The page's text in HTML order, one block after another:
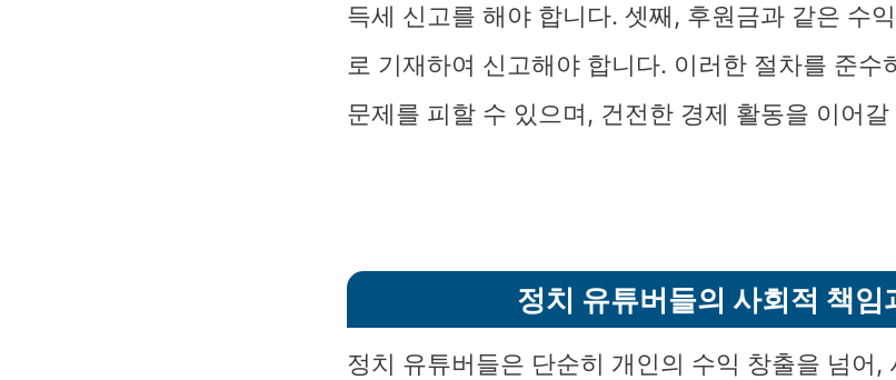
득세 신고를 해야 합니다. 셋째, 후원금과 같은 수
로 기재하여 신고해야 합니다. 이러한 절차를 준수
문제를 피할 수 있으며, 건전한 경제 활동을 이어
정치 유튜버들의 사회적 책임
정치 유튜버들은 단순히 개인의 수익 창출을 넘어,